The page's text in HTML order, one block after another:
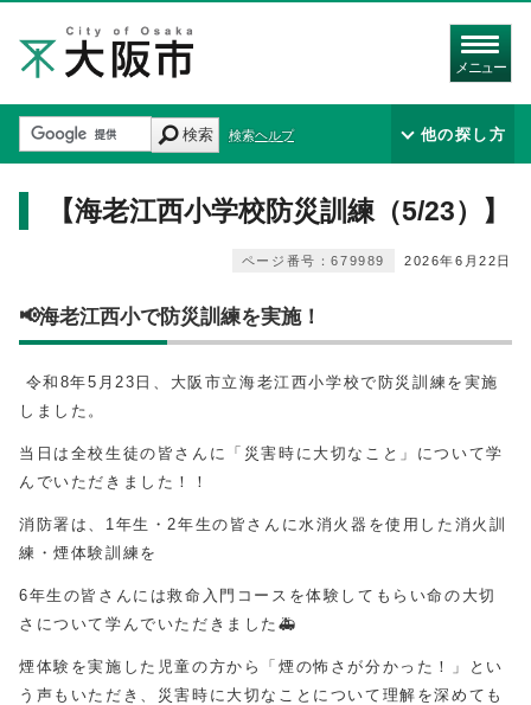
メニュー
検索 検索ヘルプ 他の探し方
【海老江西小学校防災訓練（5/23）】
2026年6月22日
ページ番号：679989
📢海老江西小で防災訓練を実施！
令和8年5月23日、大阪市立海老江西小学校で防災訓練を実施
しました。
当日は全校生徒の皆さんに「災害時に大切なこと」について学
んでいただきました！！
消防署は、1年生・2年生の皆さんに水消火器を使用した消火訓
練・煙体験訓練を
6年生の皆さんには救命入門コースを体験してもらい命の大切
さについて学んでいただきました🚑
煙体験を実施した児童の方から「煙の怖さが分かった！」とい
う声もいただき、災害時に大切なことについて理解を深めても